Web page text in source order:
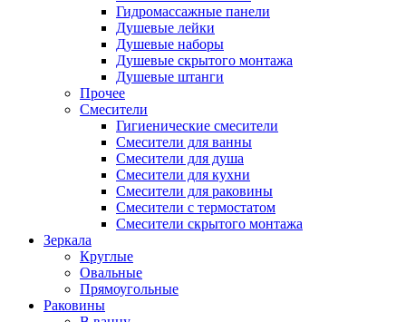
Гидромассажные панели
Душевые лейки
Душевые наборы
Душевые скрытого монтажа
Душевые штанги
Прочее
Смесители
Гигиенические смесители
Смесители для ванны
Смесители для душа
Смесители для кухни
Смесители для раковины
Смесители с термостатом
Смесители скрытого монтажа
Зеркала
Круглые
Овальные
Прямоугольные
Раковины